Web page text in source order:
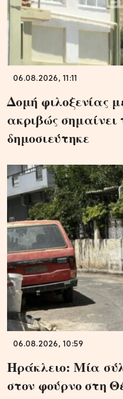
06.08.2026, 11:11
Δομή φιλοξενίας
ακριβώς
δημοσιεύτηκε
06.08.2026, 10:59
Ηράκλειο: Μία
στον φούρνο στη